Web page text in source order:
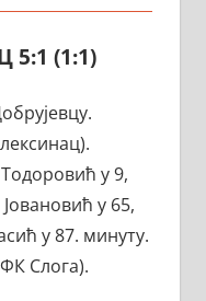
5:1 (1:1)
у 9,
у 65,
у 87. минуту.
Слога).